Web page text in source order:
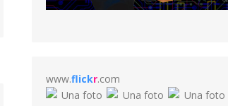
www.flickr.com